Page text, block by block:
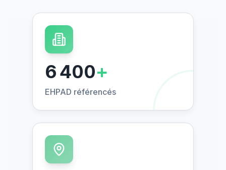
6 400+
EHPAD référencés